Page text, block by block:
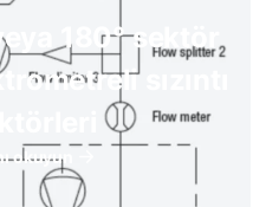
180° sektör
sızıntı
okuyun